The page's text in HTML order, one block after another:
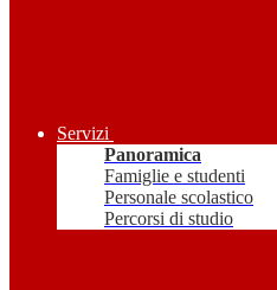
Servizi
Panoramica
Famiglie e studenti
Personale scolastico
Percorsi di studio